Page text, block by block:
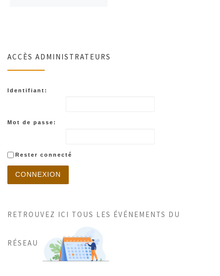
ACCÈS ADMINISTRATEURS
Identifiant:
Mot de passe:
Rester connecté
CONNEXION
RETROUVEZ ICI TOUS LES ÉVÉNEMENTS DU
RÉSEAU